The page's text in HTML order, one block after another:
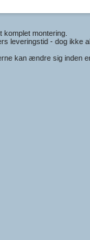
montering.
leveringstid - dog ikke
kan ændre sig inden